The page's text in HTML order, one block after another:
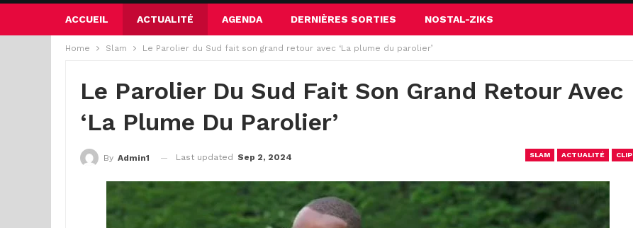
ACCUEIL ACTUALITÉ AGENDA DERNIÈRES SORTIES NOSTAL-ZIKS
Home Slam Le Parolier du Sud fait son grand retour avec ‘La plume du parolier’
Le Parolier Du Sud Fait Son Grand Retour Avec
‘La Plume Du Parolier’
SLAM ACTUALITÉ CLIP
By Admin1 Last updated Sep 2, 2024